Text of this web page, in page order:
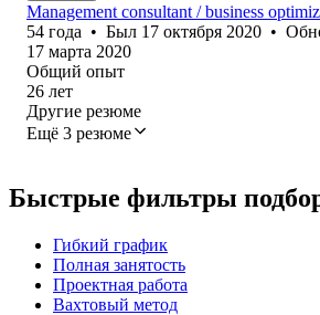
Management consultant / business
54 года • Был 17 октября 2020 •
17 марта 2020
Общий опыт
26 лет
Другие резюме
Ещё 3 резюме
Быстрые фильтры
Гибкий график
Полная занятость
Проектная работа
Вахтовый метод